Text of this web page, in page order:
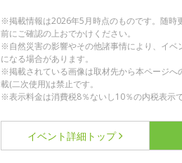
※掲載情報は2026年5月時点のものです。随時
前にご確認の上おでかけください。
※自然災害の影響やその他諸事情により、イ
になる場合があります。
※掲載されている画像は取材先から本ページ
載(二次使用)は禁止です。
※表示料金は消費税8％ないし10％の内税表示で
イベント詳細 トップ